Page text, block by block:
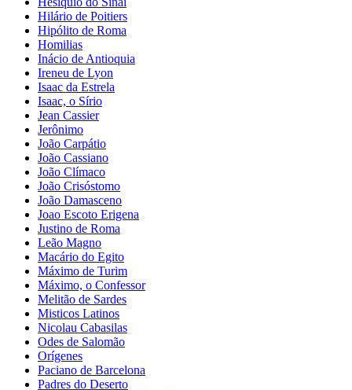
Hilário de Poitiers
Hipólito de Roma
Homilias
Inácio de Antioquia
Ireneu de Lyon
Isaac da Estrela
Isaac, o Sírio
Jean Cassier
Jerônimo
João Carpátio
João Cassiano
João Clímaco
João Crisóstomo
João Damasceno
Joao Escoto Erigena
Justino de Roma
Leão Magno
Macário do Egito
Máximo de Turim
Máximo, o Confessor
Melitão de Sardes
Misticos Latinos
Nicolau Cabasilas
Odes de Salomão
Orígenes
Paciano de Barcelona
Padres do Deserto